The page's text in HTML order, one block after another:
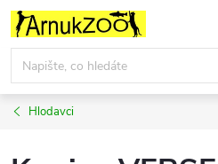
Přejít
obsah
Hlodavci